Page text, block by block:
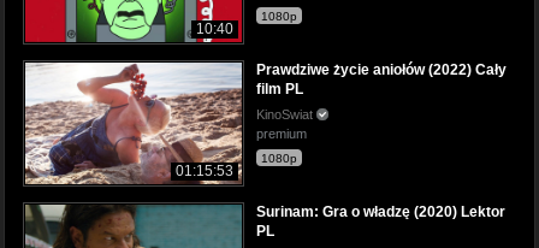
10:40
1080p
01:15:53
Prawdziwe życie aniołów (2022) Cały
film PL
KinoSwiat
premium
1080p
Surinam: Gra o władzę (2020) Lektor
PL